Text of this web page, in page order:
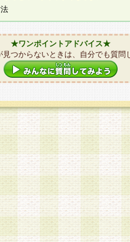
★ワンポイントアドバイス★
見つからないときは、自分でも質問